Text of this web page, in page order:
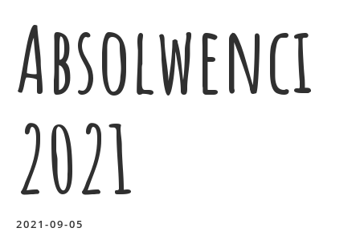
Absolwenci
2021
2021-09-05